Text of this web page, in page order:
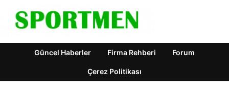
Güncel Haberler Firma Rehberi Forum
Çerez Politikası